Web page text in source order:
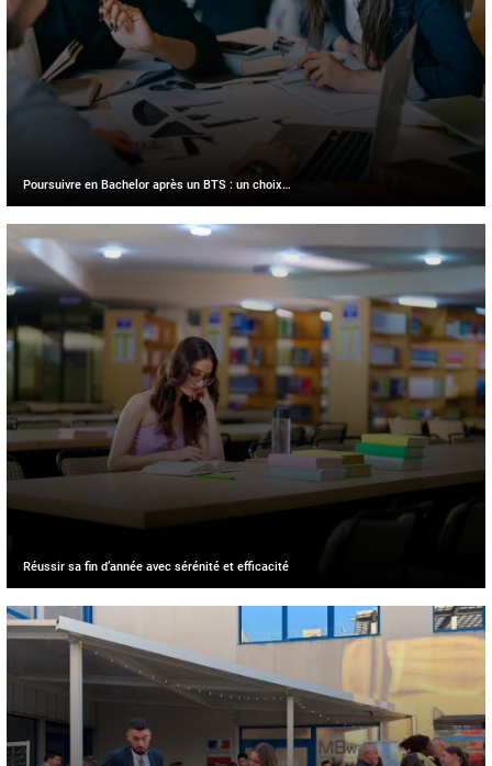
Poursuivre en Bachelor après un BTS : un choix…
Réussir sa fin d’année avec sérénité et efficacité